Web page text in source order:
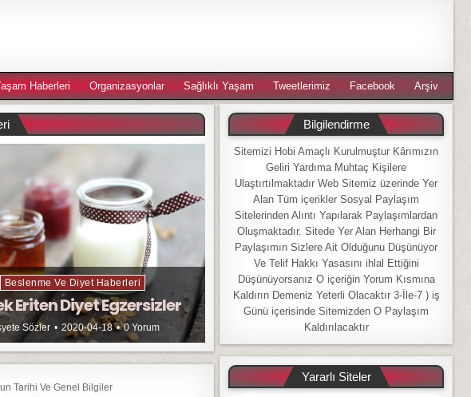
Haberleri Organizasyonlar Sağlıklı Yaşam Tweetlerimiz Facebook Arşiv
Beslenme Ve Diyet Haberleri
Eriten Diyet Egzersizler
Sözler 2020-04-18 0 Yorum
Tarihi Ve Genel Bilgiler
Bilgilendirme
Sitemizi Hobi Amaçlı Kurulmuştur Kârımızın
Geliri Yardıma Muhtaç Kişilere
Ulaştırtılmaktadır Web Sitemiz üzerinde Yer
Alan Tüm içerikler Sosyal Paylaşım
Sitelerinden Alıntı Yapılarak Paylaşımlardan
Oluşmaktadır. Sitede Yer Alan Herhangi Bir
Paylaşımın Sizlere Ait Olduğunu Düşünüyor
Ve Telif Hakkı Yasasını ihlal Ettiğini
Düşünüyorsanız O içeriğin Yorum Kısmına
Kaldırın Demeniz Yeterli Olacaktır 3-İle-7 ) iş
Günü içerisinde Sitemizden O Paylaşım
Kaldırılacaktır
Yararlı Siteler